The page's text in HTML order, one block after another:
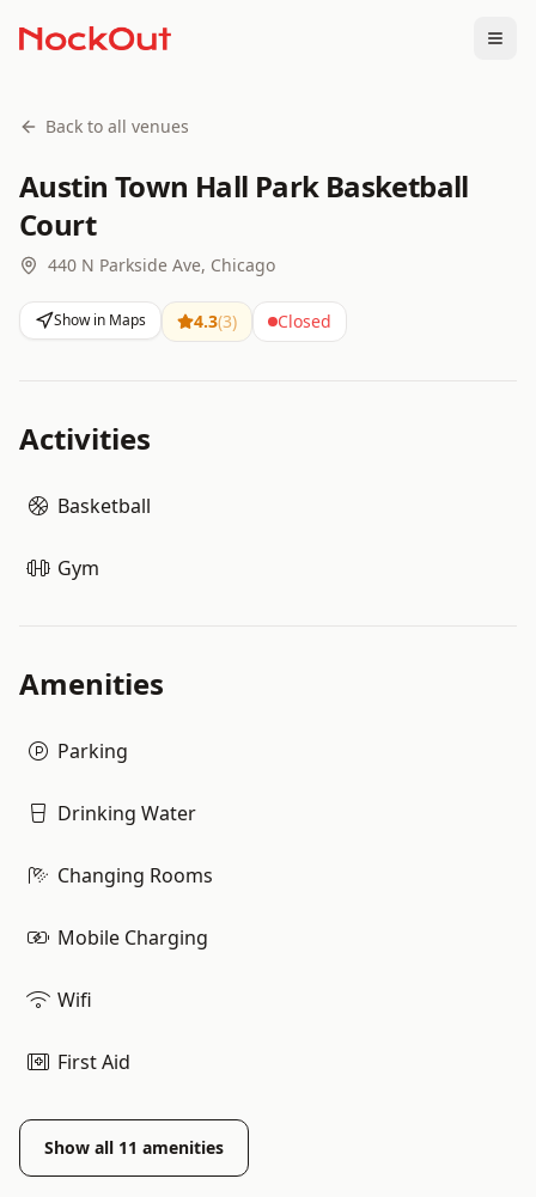
Back to all venues
Austin Town Hall Park Basketball
Court
440 N Parkside Ave, Chicago
Show in Maps 4.3(3) Closed
Activities
Basketball
Gym
Amenities
Parking
Drinking Water
Changing Rooms
Mobile Charging
Wifi
First Aid
Show all 11 amenities